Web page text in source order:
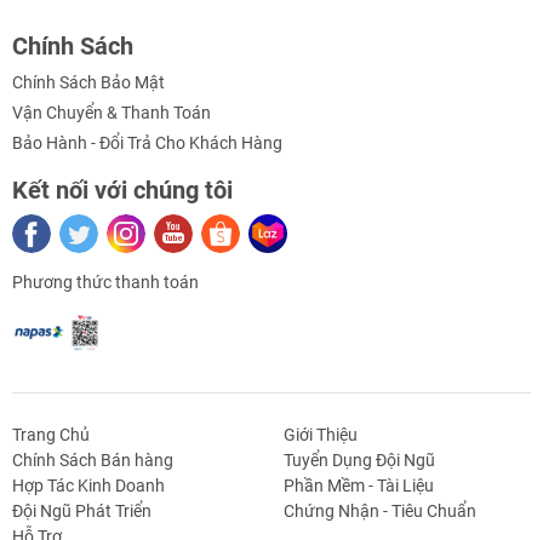
Định
Tải
Linh Kiện Siết -
Nối
Dụng Cụ Cầm
Tay
Máy Công Cụ
Sơ đồ nối dây với Arduino
Code tham khảo Cảm Biến Tia Laser với Arduino
int laserPin = 13;
{
pinMode(laserPin, OUTPUT);
digitalWrite(laserPin, HIGH);
Chính Sách
Chính Sách Bảo Mật
Vận Chuyển & Thanh Toán
Bảo Hành - Đổi Trả Cho Khách Hàng
Kết nối với chúng tôi
Phương thức thanh toán
Trang Chủ
Giới Thiệu
Chính Sách Bán hàng
Tuyển Dụng Đội Ngũ
Hợp Tác Kinh Doanh
Phần Mềm - Tài Liệu
Đội Ngũ Phát Triển
Chứng Nhận - Tiêu Chuẩn
Hỗ Trợ